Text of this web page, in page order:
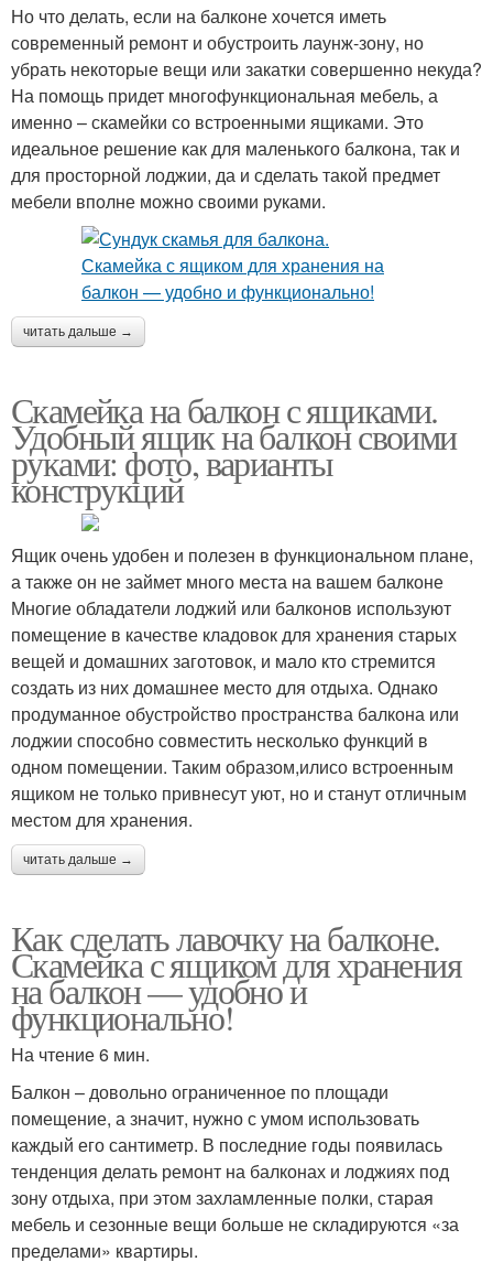
Но что делать, если на балконе хочется иметь
современный ремонт и обустроить лаунж-зону, но
убрать некоторые вещи или закатки совершенно некуда?
На помощь придет многофункциональная мебель, а
именно – скамейки со встроенными ящиками. Это
идеальное решение как для маленького балкона, так и
для просторной лоджии, да и сделать такой предмет
мебели вполне можно своими руками.
читать дальше →
Скамейка на балкон с ящиками.
Удобный ящик на балкон своими
руками: фото, варианты
конструкций
Ящик очень удобен и полезен в функциональном плане,
а также он не займет много места на вашем балконе
Многие обладатели лоджий или балконов используют
помещение в качестве кладовок для хранения старых
вещей и домашних заготовок, и мало кто стремится
создать из них домашнее место для отдыха. Однако
продуманное обустройство пространства балкона или
лоджии способно совместить несколько функций в
одном помещении. Таким образом,илисо встроенным
ящиком не только привнесут уют, но и станут отличным
местом для хранения.
читать дальше →
Как сделать лавочку на балконе.
Скамейка с ящиком для хранения
на балкон — удобно и
функционально!
На чтение 6 мин.
Балкон – довольно ограниченное по площади
помещение, а значит, нужно с умом использовать
каждый его сантиметр. В последние годы появилась
тенденция делать ремонт на балконах и лоджиях под
зону отдыха, при этом захламленные полки, старая
мебель и сезонные вещи больше не складируются «за
пределами» квартиры.